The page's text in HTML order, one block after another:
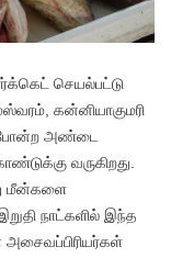
செயல்பட்டு
கன்னியாகுமரி
போன்ற அண்டை
வருகிறது.
மீன்களை
நாட்களில் இந்த